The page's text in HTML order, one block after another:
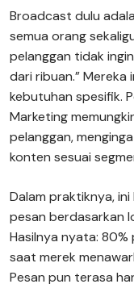
Broadcast dulu
semua orang
pelanggan tidak
dari ribuan.” Mereka
kebutuhan spesifik.
Marketing
pelanggan,
konten sesuai
Dalam praktiknya,
pesan berdasarkan
Hasilnya nyata: 80%
saat merek
Pesan pun terasa